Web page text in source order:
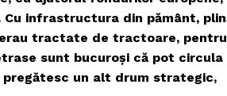
infrastructura din pământ,
tractate de tractoare, pentru
sunt bucuroși că pot circula
un alt drum strategic,